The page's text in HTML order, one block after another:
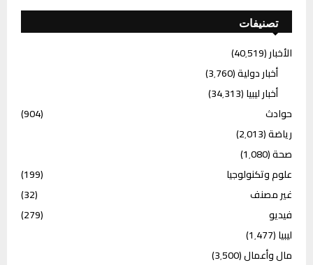
تصنيفات
الأخبار(40٬519)
أخبار دولية(3٬760)
أخبار ليبيا(34٬313)
حوادث
(904)
رياضة(2٬013)
صحة(1٬080)
علوم وتكنولوجيا
(199)
غير مصنف
(32)
فيديو
(279)
ليبيا(1٬477)
مال وأعمال(3٬500)